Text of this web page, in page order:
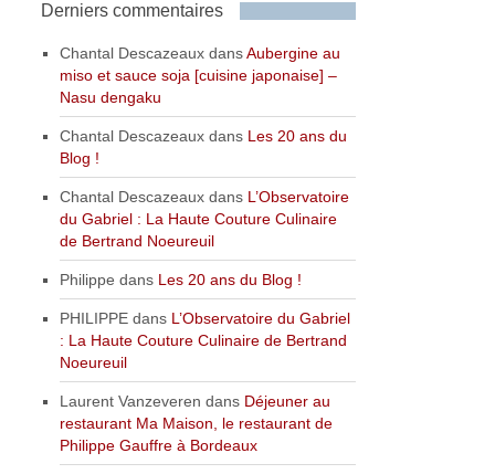
Derniers commentaires
Chantal Descazeaux dansAubergine au
miso et sauce soja [cuisine japonaise] –
Nasu dengaku
Chantal Descazeaux dans Les 20 ans du
Blog !
Chantal Descazeaux dans L’Observatoire
du Gabriel : La Haute Couture Culinaire
de Bertrand Noeureuil
Philippe dans Les 20 ans du Blog !
PHILIPPE dans L’Observatoire du Gabriel
: La Haute Couture Culinaire de Bertrand
Noeureuil
Laurent Vanzeveren dans Déjeuner au
restaurant Ma Maison, le restaurant de
Philippe Gauffre à Bordeaux